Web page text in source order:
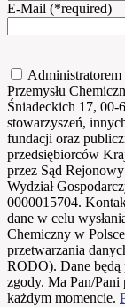
E-Mail (*required)
Administratorem
Przemysłu
Śniadeckich 17, 00-
stowarzyszeń,
fundacji oraz
przedsiębiorców
przez Sąd
Wydział
0000015704.
dane w celu
Chemiczny w
przetwarzania
RODO). Dane będą
zgody. Ma Pan/
każdym momencie.